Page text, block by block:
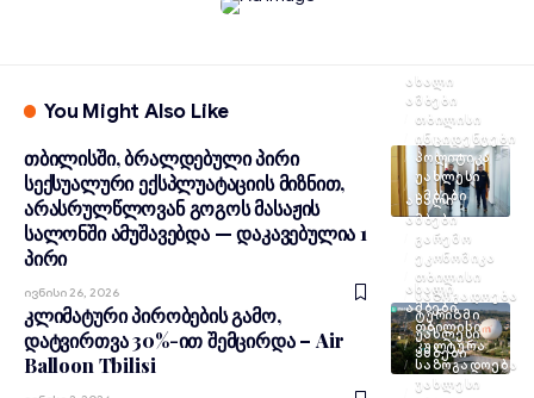
You Might Also Like
ᲐᲮᲐᲚᲘ
ᲐᲛᲑᲔᲑᲘ
ᲗᲑᲘᲚᲘᲡᲘ
ᲘᲜᲪᲘᲓᲔᲜᲢᲔᲑᲘ
ᲞᲝᲚᲘᲢᲘᲙᲐ
ᲣᲐᲮᲚᲔᲡᲘ
ᲐᲛᲑᲔᲑᲘ
თბილისში, ბრალდებული პირი
სექსუალური ექსპლუატაციის მიზნით,
არასრულწლოვან გოგოს მასაჟის
სალონში ამუშავებდა — დაკავებულია 1
პირი
Ივნისი 26, 2026
ᲐᲮᲐᲚᲘ
ᲐᲛᲑᲔᲑᲘ
ᲒᲐᲠᲔᲛᲝ
ᲔᲙᲝᲜᲝᲛᲘᲙᲐ
ᲗᲑᲘᲚᲘᲡᲘ
ᲡᲐᲖᲝᲒᲐᲓᲝᲔᲑᲐ
ᲢᲣᲠᲘᲖᲛᲘ
ᲣᲐᲮᲚᲔᲡᲘ
ᲐᲛᲑᲔᲑᲘ
კლიმატური პირობების გამო,
დატვირთვა 30%-ით შემცირდა – Air
Balloon Tbilisi
ᲐᲮᲐᲚᲘ
ᲐᲛᲑᲔᲑᲘ
ᲗᲑᲘᲚᲘᲡᲘ
ᲙᲣᲚᲢᲣᲠᲐ
ᲡᲐᲖᲝᲒᲐᲓᲝᲔᲑᲐ
ᲣᲐᲮᲚᲔᲡᲘ